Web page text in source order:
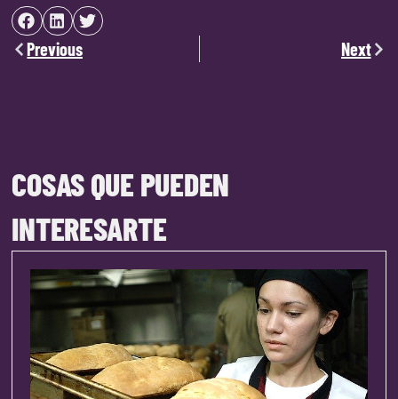
Previous Next
COSAS QUE PUEDEN
INTERESARTE